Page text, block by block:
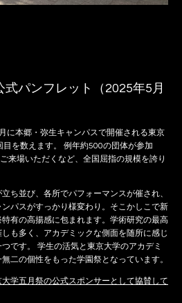
パンフレット（2025年5月
に本郷・弥生キャンパスで開催される東京
を数えます。 例年約500の団体が参加
来場いただくなど、全国屈指の規模を誇り
ち並び、各所でパフォーマンスが催され、
パスがすっかり様変わり。そこかしこで新
有の高揚感に包まれます。学術研究の最高
も多く、アカデミックな側面を随所に感じ
です。 学生の活気と東京大学のアカデミ
二の個性をもった学園祭となっています。
学五月祭の公式スポンサーとして協賛して